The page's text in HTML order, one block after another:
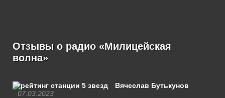
Отзывы о радио «Милицейская
волна»
Вячеслав Бутькунов
07.03.2023